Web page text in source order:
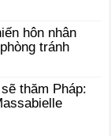
hôn nhân
tránh
thăm Pháp: